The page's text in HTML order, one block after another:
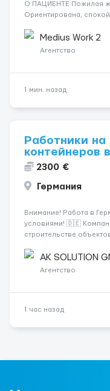
О ПАЦИЕНТЕ Пожилая
Ориентирована,
уход, помощь с
в быту. &nbs...
Medius Work 2
Агентство
1 мин. назад
Работники на
контейнеров
2300 €
Германия
Внимание! Работа в
условиями! 🇩🇪
строительстве
Монтажники ⚒ -
Маляры 🎨 - Садовни...
AK SOLUTION
Агентство
1 час назад